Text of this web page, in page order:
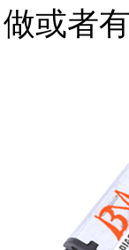
做或者